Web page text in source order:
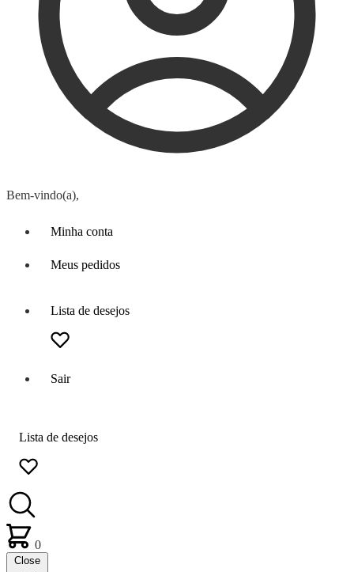
Bem-vindo(a),
Minha conta
Meus pedidos
Lista de desejos
Sair
Lista de desejos
0
Close